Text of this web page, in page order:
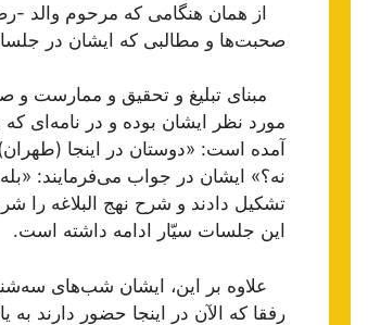
از همان هنگامی که مرحوم والد -
صحبت‌ها و مطالبی که ایشان در
مبنای تبلیغ و تحقیق و ممارست و
مورد نظر ایشان بوده و در نامه‌ای
آمده است: «دوستان در اینجا
نه؟» ایشان در جواب می‌فرمایند:
تشکیل دادند و شرح نهج البلاغه را
این جلسات سیّار ادامه داشته است.
علاوه بر این، ایشان شب‌های
رفقا که الآن در اینجا حضور دارند به